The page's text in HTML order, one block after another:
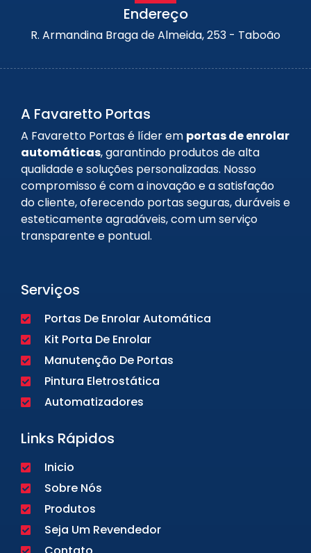
Endereço
R. Armandina Braga de Almeida, 253 - Taboão
A Favaretto Portas
A Favaretto Portas é líder em portas de enrolar
automáticas, garantindo produtos de alta
qualidade e soluções personalizadas. Nosso
compromisso é com a inovação e a satisfação
do cliente, oferecendo portas seguras, duráveis e
esteticamente agradáveis, com um serviço
transparente e pontual.
Serviços
Portas De Enrolar Automática
Kit Porta De Enrolar
Manutenção De Portas
Pintura Eletrostática
Automatizadores
Links Rápidos
Inicio
Sobre Nós
Produtos
Seja Um Revendedor